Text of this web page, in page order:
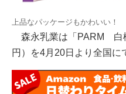
上品なパッケージもかわいい！
森永乳業は「PARM 白
円）を4月20日より全国に